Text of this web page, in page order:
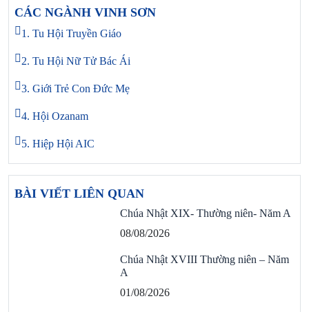
CÁC NGÀNH VINH SƠN
1. Tu Hội Truyền Giáo
2. Tu Hội Nữ Tử Bác Ái
3. Giới Trẻ Con Đức Mẹ
4. Hội Ozanam
5. Hiệp Hội AIC
BÀI VIẾT LIÊN QUAN
Chúa Nhật XIX- Thường niên- Năm A
08/08/2026
Chúa Nhật XVIII Thường niên – Năm
A
01/08/2026